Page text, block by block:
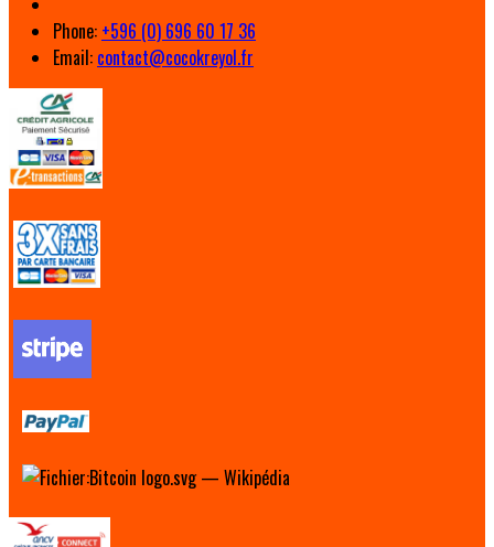
Phone: +596 (0) 696 60 17 36
Email: contact@cocokreyol.fr